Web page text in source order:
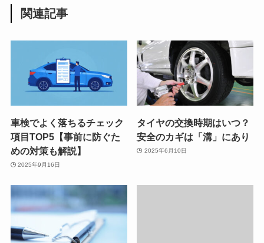
関連記事
車検でよく落ちるチェック
項目TOP5【事前に防ぐた
めの対策も解説】
2025年9月16日
タイヤの交換時期はいつ？
安全のカギは「溝」にあり
2025年6月10日